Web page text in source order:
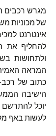
מגרש רכבים
של מכוניות
אינטרנט
להחליף את
ולתחושות
המראה
כתוב של
הישיבה
יוכל להתרשם
לעשות באף